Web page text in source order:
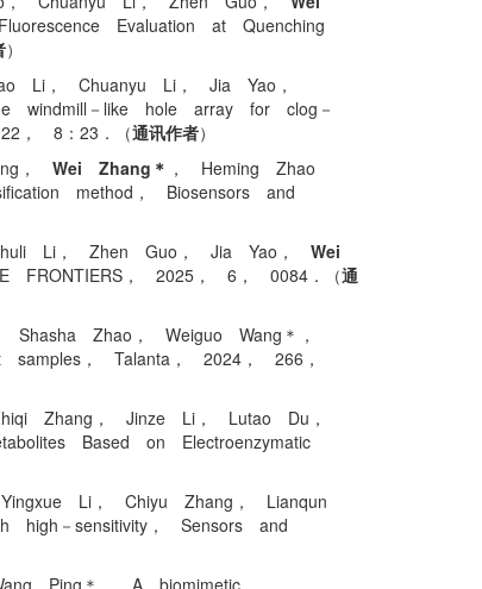
Evaluation at Quenching
）
Li， Chuanyu Li， Jia Yao，
windmill－like hole array for clog－
， 8：23．（通讯作者）
， Wei Zhang＊ ， Heming Zhao
method， Biosensors and
Li， Zhen Guo， Jia Yao， Wei
FRONTIERS， 2025， 6， 0084．（通
Zhao， Weiguo Wang＊，
， Talanta， 2024， 266，
Zhang， Jinze Li， Lutao Du，
Based on Electroenzymatic
Li， Chiyu Zhang， Lianqun
－sensitivity， Sensors and
Ping＊． A biomimetic